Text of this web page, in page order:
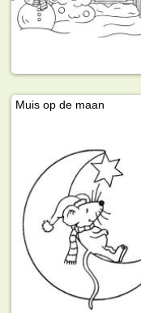
Muis op de maan